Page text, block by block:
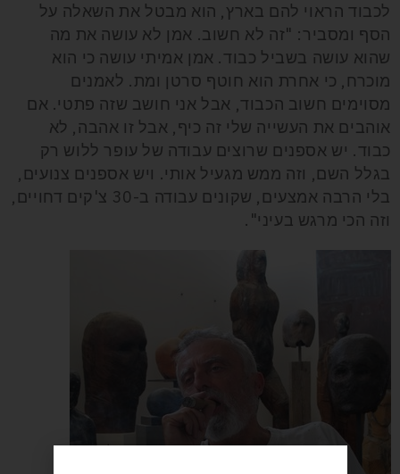
לכבוד הראוי להם בארץ, הוא מבטל את השאלה על
הסף ומסביר: "זה לא חשוב. אמן לא עושה את מה
שהוא עושה בשביל כבוד. אמן אמיתי עושה כי הוא
מוכרח, כי אחרת הוא חוטף סרטן ומת. לאמנים
מסוימים חשוב הכבוד, אבל אני חושב שזה פתטי. אם
אוהבים את העשייה שלי זה כיף, אבל זו אהבה, לא
כבוד. יש אספנים שרוצים עבודה של עופר ללוש רק
בגלל השם, וזה ממש מגעיל אותי. ויש אספנים צנועים,
בלי הרבה אמצעים, שקונים עבודה ב-30 צ'קים דחויים,
וזה הכי מרגש בעיני".